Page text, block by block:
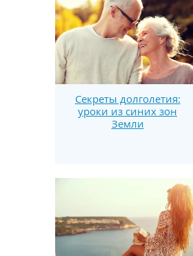
Секреты долголетия:
уроки из синих зон
Земли